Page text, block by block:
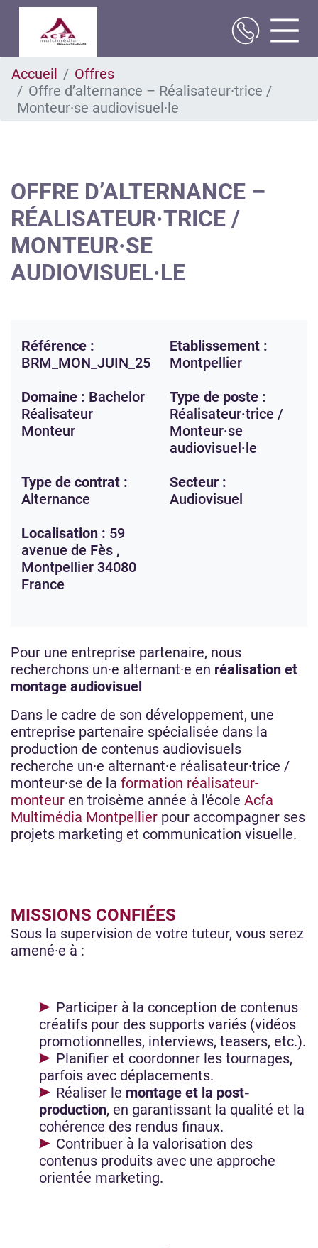
au
contenu
principal
Accueil
Offres
Offre d’alternance – Réalisateur·trice /
Monteur·se audiovisuel·le
OFFRE D’ALTERNANCE –
RÉALISATEUR·TRICE /
MONTEUR·SE
AUDIOVISUEL·LE
Référence :
BRM_MON_JUIN_25
Etablissement :
Montpellier
Domaine : Bachelor
Réalisateur
Monteur
Type de poste :
Réalisateur·trice /
Monteur·se
audiovisuel·le
Type de contrat :
Alternance
Secteur :
Audiovisuel
Localisation : 59
avenue de Fès ,
Montpellier 34080
France
Pour une entreprise partenaire, nous
recherchons un·e alternant·e en réalisation et
montage audiovisuel
Dans le cadre de son développement, une
entreprise partenaire spécialisée dans la
production de contenus audiovisuels
recherche un·e alternant·e réalisateur·trice /
monteur·se de la formation réalisateur-
monteur en troisème année à l'école Acfa
Multimédia Montpellier pour accompagner ses
projets marketing et communication visuelle.
MISSIONS CONFIÉES
Sous la supervision de votre tuteur, vous serez
amené·e à :
Participer à la conception de contenus
créatifs pour des supports variés (vidéos
promotionnelles, interviews, teasers, etc.).
Planifier et coordonner les tournages,
parfois avec déplacements.
Réaliser le montage et la post-
production, en garantissant la qualité et la
cohérence des rendus finaux.
Contribuer à la valorisation des
contenus produits avec une approche
orientée marketing.